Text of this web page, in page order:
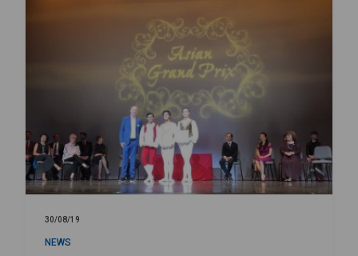
30/08/19
NEWS